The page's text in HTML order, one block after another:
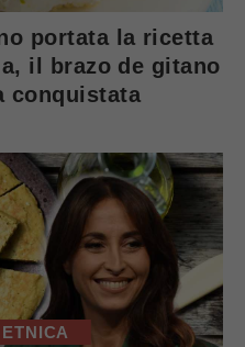
portata la ricetta
il brazo de gitano
conquistata